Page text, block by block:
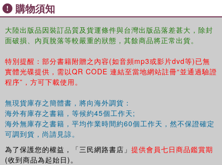
購物須知
大陸出版品因裝訂品質及貨運條件與台灣出版品落差甚大，除封
面破損、內頁脫落等較嚴重的狀態，其餘商品將正常出貨。
特別提醒：部分書籍附贈之內容(如音頻mp3或影片dvd等)已無
實體光碟提供，需以QR CODE 連結至當地網站註冊“並通過驗證
程序”，方可下載使用。
無現貨庫存之簡體書，將向海外調貨：
海外有庫存之書籍，等候約45個工作天;
海外無庫存之書籍，平均作業時間約60個工作天，然不保證確定
可調到貨，尚請見諒。
為了保護您的權益，「三民網路書店」 提供會員七日商品鑑賞期
(收到商品為起始日)。